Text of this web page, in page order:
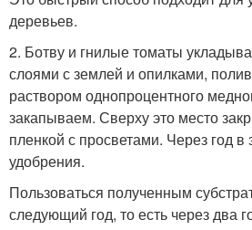
деревьев.
2. Ботву и гнилые томаты
слоями с землей и опилками,
раствором однопроцентного
закапываем. Сверху это место
пленкой с просветами. Через год
удобрения.
Пользоваться полученным
следующий год, то есть через два